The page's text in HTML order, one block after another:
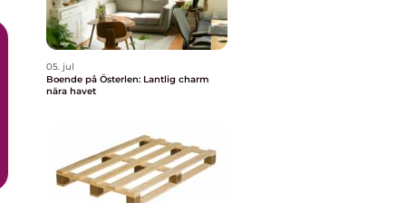
05. jul
Boende på Österlen: Lantlig charm
nära havet